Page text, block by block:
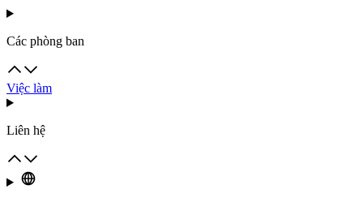
Các phòng ban
Việc làm
Liên hệ